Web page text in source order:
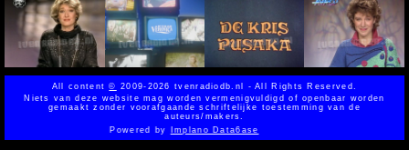
All content© 2009-2026 tvenradiodb.nl - All Rights Reserved.
Niets van deze website mag worden vermenigvuldigd of openbaar worden
gemaakt zonder voorafgaande schriftelijke toestemming van de
auteurs/makers.
Powered byImplano Data6ase